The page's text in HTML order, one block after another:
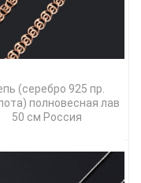
(серебро 925 пр.
полновесная лав
50 см Россия